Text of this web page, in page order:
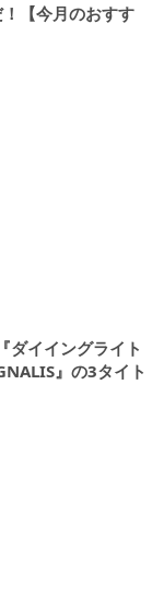
【今月のおすす
イイングライト
』の3タイト